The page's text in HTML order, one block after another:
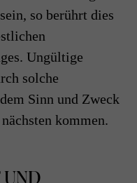
so berührt dies
Ungültige
solche
Sinn und Zweck
kommen.
UND